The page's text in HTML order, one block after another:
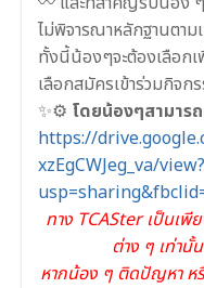
ไม่พิจารณาหลักฐานตา
ทั้งนี้น้องๆจะต้องเลือก
เลือกสมัครเข้าร่วมกิจ
✨⚙ โดยน้องๆสามาร
https://
xzEgCWJeg_va/view?
ทาง TCASter เป็นเพี
ต่าง ๆ เท่านั้
หากน้อง ๆ ติดปัญหา ห